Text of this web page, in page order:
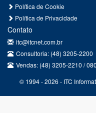
Política de Cookie
Política de Privacidade
Contato
itc@itcnet.com.br
Consultoria: (48) 3205-2200
Vendas: (48) 3205-2210 /
© 1994 - 2026 - ITC